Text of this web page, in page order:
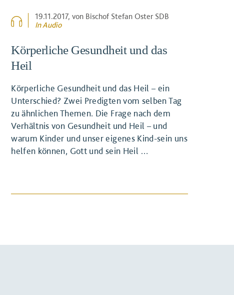
19.11.2017, von Bischof Stefan Oster SDB
In Audio
Körperliche Gesundheit und das
Heil
Körperliche Gesundheit und das Heil – ein
Unterschied? Zwei Predigten vom selben Tag
zu ähnlichen Themen. Die Frage nach dem
Verhältnis von Gesundheit und Heil – und
warum Kinder und unser eigenes Kind-sein uns
helfen können, Gott und sein Heil …